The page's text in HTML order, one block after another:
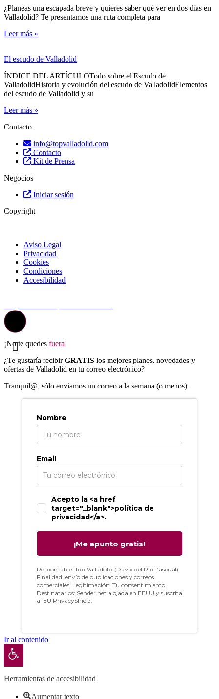
¿Planeas una escapada breve y quieres saber qué ver en dos días en
Valladolid? Te presentamos una ruta completa para
Leer más »
El escudo de Valladolid
ÍNDICE DEL ARTÍCULOTodo sobre el Escudo de
ValladolidHistoria y evolución del escudo de ValladolidElementos
del escudo de Valladolid y su
Leer más »
Contacto
info@topvalladolid.com
Contacto
Kit de Prensa
Negocios
Iniciar sesión
Copyright
Aviso Legal
Privacidad
Cookies
Condiciones
Accesibilidad
¡No te quedes fuera!
¿Te gustaría recibirGRATIS los mejores planes, novedades y
ofertas de Valladolid en tu correo electrónico?
Tranquil@, sólo enviamos un correo a la semana (o menos).
Ir al contenido
Abrir barra de herramientas
Herramientas de accesibilidad
Aumentar texto